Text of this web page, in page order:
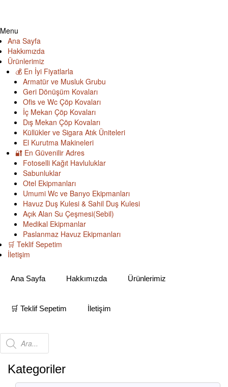
Menu
Ana Sayfa
Hakkımızda
Ürünlerimiz
💰 En İyi Fiyatlarla
Armatür ve Musluk Grubu
Geri Dönüşüm Kovaları
Ofis ve Wc Çöp Kovaları
İç Mekan Çöp Kovaları
Dış Mekan Çöp Kovaları
Küllükler ve Sigara Atık Üniteleri
El Kurutma Makineleri
🔐 En Güvenilir Adres
Fotoselli Kağıt Havluluklar
Sabunluklar
Otel Ekipmanları
Umumi Wc ve Banyo Ekipmanları
Havuz Duş Kulesi & Sahil Duş Kulesi
Açık Alan Su Çeşmesi(Sebil)
Medikal Ekipmanlar
Paslanmaz Havuz Ekipmanları
🛒 Teklif Sepetim
İletişim
Ana Sayfa Hakkımızda Ürünlerimiz
🛒 Teklif Sepetim İletişim
Products
search
Kategoriler